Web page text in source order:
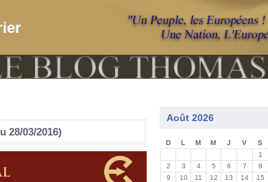
Août 2026
D L M M J V
S
1
2
3 4 5 6 7
8
9
10 11 12 13 14
15
28/03/2016)